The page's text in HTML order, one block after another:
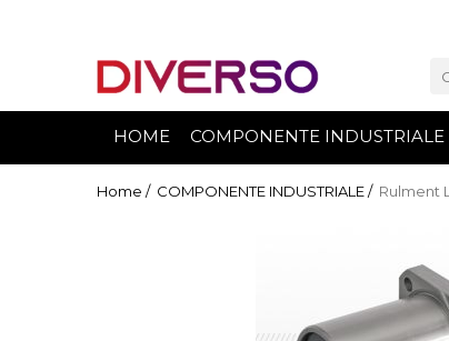
FILAMENTE 3D
HOME COMPONENTE INDUSTRIALE
Home / COMPONENTE INDUSTRIALE / Rulment